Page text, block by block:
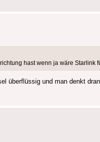
hast wenn ja wäre Starlink
überflüssig und man denkt